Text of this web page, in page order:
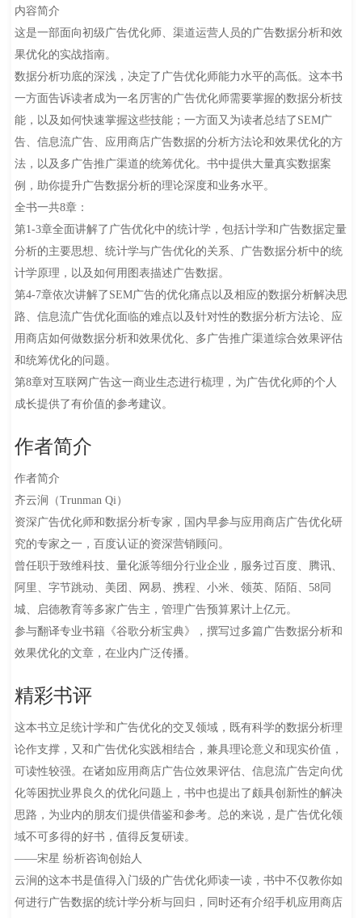
内容简介
这是一部面向初级广告优化师、渠道运营人员的广告数据分析和效
果优化的实战指南。
数据分析功底的深浅，决定了广告优化师能力水平的高低。这本书
一方面告诉读者成为一名厉害的广告优化师需要掌握的数据分析技
能，以及如何快速掌握这些技能；一方面又为读者总结了SEM广
告、信息流广告、应用商店广告数据的分析方法论和效果优化的方
法，以及多广告推广渠道的统筹优化。书中提供大量真实数据案
例，助你提升广告数据分析的理论深度和业务水平。
全书一共8章：
第1-3章全面讲解了广告优化中的统计学，包括计学和广告数据定量
分析的主要思想、统计学与广告优化的关系、广告数据分析中的统
计学原理，以及如何用图表描述广告数据。
第4-7章依次讲解了SEM广告的优化痛点以及相应的数据分析解决思
路、信息流广告优化面临的难点以及针对性的数据分析方法论、应
用商店如何做数据分析和效果优化、多广告推广渠道综合效果评估
和统筹优化的问题。
第8章对互联网广告这一商业生态进行梳理，为广告优化师的个人
成长提供了有价值的参考建议。
作者简介
作者简介
齐云涧（Trunman Qi）
资深广告优化师和数据分析专家，国内早参与应用商店广告优化研
究的专家之一，百度认证的资深营销顾问。
曾任职于致维科技、量化派等细分行业企业，服务过百度、腾讯、
阿里、字节跳动、美团、网易、携程、小米、领英、陌陌、58同
城、启德教育等多家广告主，管理广告预算累计上亿元。
参与翻译专业书籍《谷歌分析宝典》，撰写过多篇广告数据分析和
效果优化的文章，在业内广泛传播。
精彩书评
这本书立足统计学和广告优化的交叉领域，既有科学的数据分析理
论作支撑，又和广告优化实践相结合，兼具理论意义和现实价值，
可读性较强。在诸如应用商店广告位效果评估、信息流广告定向优
化等困扰业界良久的优化问题上，书中也提出了颇具创新性的解决
思路，为业内的朋友们提供借鉴和参考。总的来说，是广告优化领
域不可多得的好书，值得反复研读。
——宋星 纷析咨询创始人
云涧的这本书是值得入门级的广告优化师读一读，书中不仅教你如
何进行广告数据的统计学分析与回归，同时还有介绍手机应用商店